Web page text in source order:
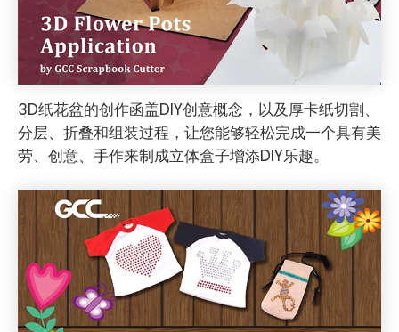
3D纸花盆的创作函盖DIY创意概念，以及厚卡纸切割、
分层、折叠和组装过程，让您能够轻松完成一个具有美
劳、创意、手作来制成立体盒子增添DIY乐趣。